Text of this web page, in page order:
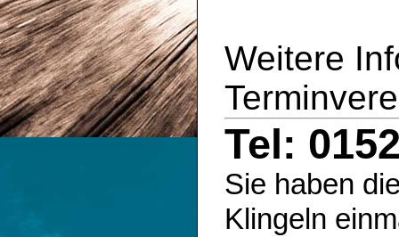
Weitere
Tel:
Sie haben
Klingeln